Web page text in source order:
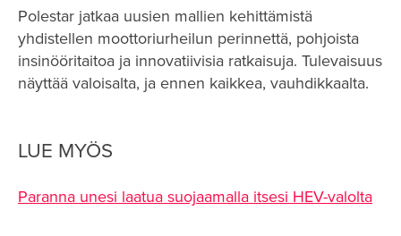
Polestar jatkaa uusien mallien kehittämistä
yhdistellen moottoriurheilun perinnettä, pohjoista
insinööritaitoa ja innovatiivisia ratkaisuja. Tulevaisuus
näyttää valoisalta, ja ennen kaikkea, vauhdikkaalta.
LUE MYÖS
Paranna unesi laatua suojaamalla itsesi HEV-valolta